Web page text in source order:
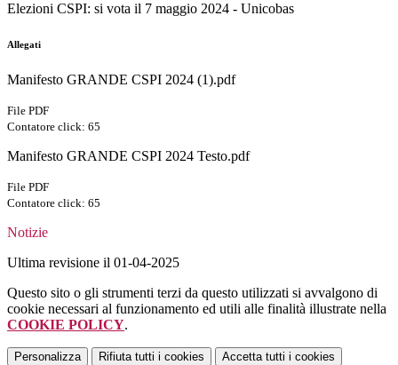
Elezioni CSPI: si vota il 7 maggio 2024 - Unicobas
Allegati
Manifesto GRANDE CSPI 2024 (1).pdf
File PDF
Contatore click: 65
Manifesto GRANDE CSPI 2024 Testo.pdf
File PDF
Contatore click: 65
Notizie
Ultima revisione il 01-04-2025
Questo sito o gli strumenti terzi da questo utilizzati si avvalgono di
cookie necessari al funzionamento ed utili alle finalità illustrate nella
COOKIE POLICY.
Personalizza Rifiuta tutti i cookies Accetta tutti i cookies